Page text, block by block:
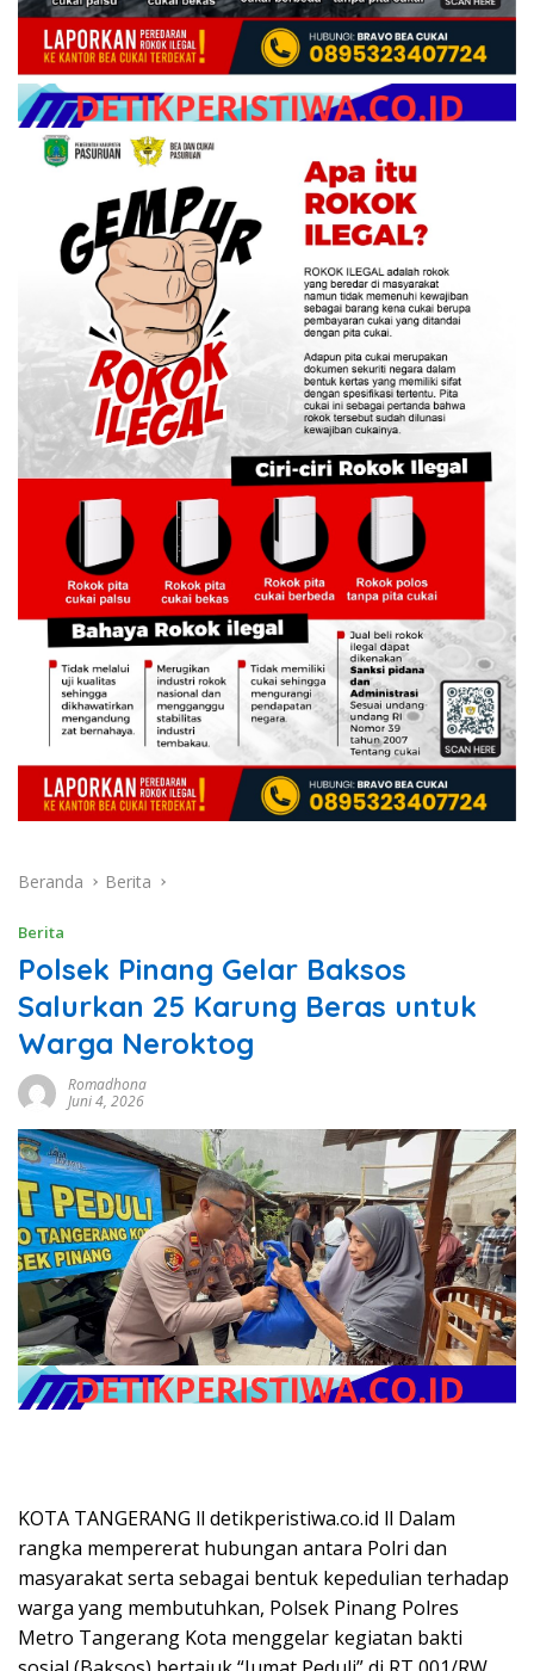
Beranda Berita
Berita
Polsek Pinang Gelar Baksos
Salurkan 25 Karung Beras untuk
Warga Neroktog
Romadhona
Juni 4, 2026
KOTA TANGERANG ll detikperistiwa.co.id ll Dalam
rangka mempererat hubungan antara Polri dan
masyarakat serta sebagai bentuk kepedulian terhadap
warga yang membutuhkan, Polsek Pinang Polres
Metro Tangerang Kota menggelar kegiatan bakti